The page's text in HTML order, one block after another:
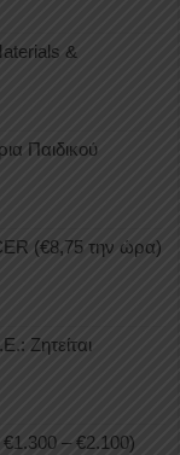
&
Παιδικού
(€8,75 την ώρα)
Ζητείται
€1.300 – €2.100)